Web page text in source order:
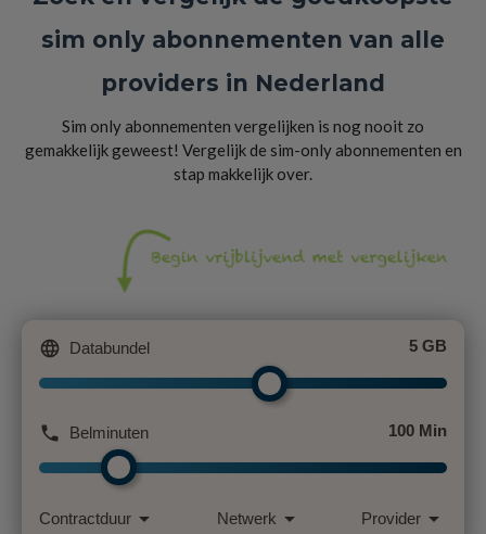
sim only abonnementen van alle
providers in Nederland
Sim only abonnementen vergelijken is nog nooit zo
gemakkelijk geweest! Vergelijk de sim-only abonnementen en
stap makkelijk over.
language Databundel 5 GB
phone Belminuten 100 Min
Contractduur arrow_drop_down Netwerk arrow_drop_down Provider arrow_drop_down